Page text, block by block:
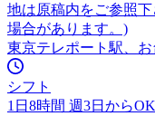
地は原稿内をご参照
場合があります。)
東京テレポート駅、
シフト
1日8時間 週3日からOK